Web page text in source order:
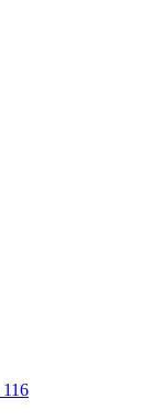
116